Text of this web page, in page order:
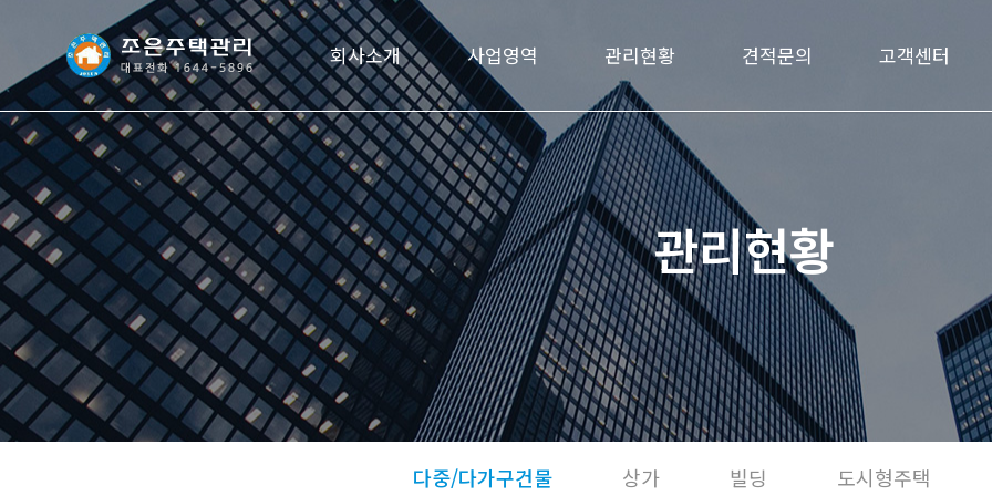
회사소개 사업영역 관리현황 견적문의 고객센터
관리현황
다중/다가구건물 상가 빌딩 도시형주택